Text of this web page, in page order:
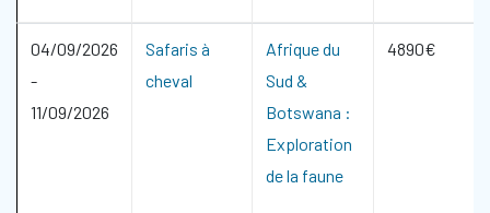
04/09/2026
-
11/09/2026
Safaris à
cheval
Afrique du
Sud &
Botswana :
Exploration
de la faune
4890€